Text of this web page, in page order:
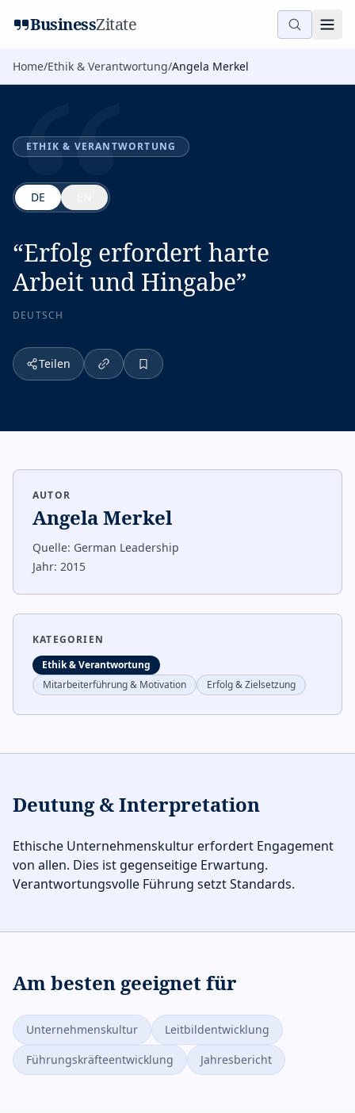
BusinessZitate
Home/Ethik & Verantwortung/Angela Merkel
“
ETHIK & VERANTWORTUNG
DE
“Erfolg erfordert harte
Arbeit und Hingabe”
DEUTSCH
Teilen
AUTOR
Angela Merkel
Quelle: German Leadership
Jahr: 2015
KATEGORIEN
Ethik & Verantwortung
Mitarbeiterführung & Motivation
Erfolg & Zielsetzung
Deutung & Interpretation
Ethische Unternehmenskultur erfordert Engagement
von allen. Dies ist gegenseitige Erwartung.
Verantwortungsvolle Führung setzt Standards.
Am besten geeignet für
Unternehmenskultur
Leitbildentwicklung
Führungskräfteentwicklung
Jahresbericht